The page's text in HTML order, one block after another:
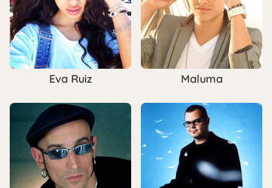
Eva Ruiz Maluma